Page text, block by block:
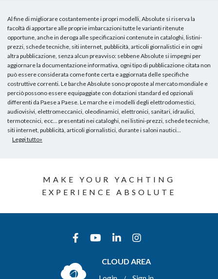
Al fine di migliorare costantemente i propri modelli, Absolute si riserva la
facoltà di apportare alle proprie imbarcazioni tutte le varianti ritenute
opportune, anche in deroga alle specificazioni contenute in cataloghi, listini-
prezzi, schede tecniche, siti internet, pubblicità, articoli giornalistici e in ogni
altra pubblicazione, senza alcun preavviso: sebbene Absolute si impegni per
aggiornare la documentazione informativa, ogni tipo di pubblicazione citata non
può essere considerata come fonte certa e aggiornata delle specifiche
costruttive correnti. Le barche Absolute sono proposte al mercato mondiale e
perciò possono essere equipaggiate con dotazioni standard ed opzionali
differenti da Paese a Paese. Le marche e i modelli degli elettrodomestici,
audiovisivi, elettromeccanici, oleodinamici, elettronici, sanitari, idraulici,
termotecnici, ecc… presentati nei cataloghi, nei listini-prezzi, schede tecniche,
siti internet, pubblicità, articoli giornalistici, durante i saloni nautici...
Leggi tutto»
MAKE YOUR YACHTING
EXPERIENCE ABSOLUTE
CLOUD AREA